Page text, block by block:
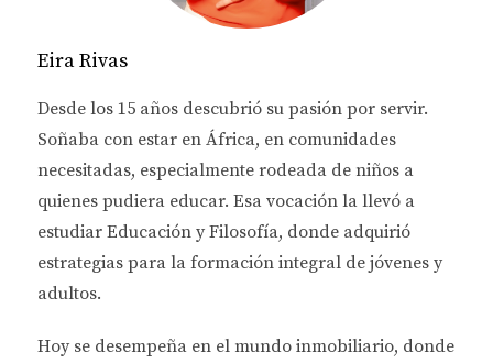
Universidad de Tennessee:Con campus en
ofrece una amplia gama de programas
en la ingeniería y la agricultura.
Universidad Estatal de Middle Tennessee:
institución se destaca por sus programas en
educación y música, ofreciendo una
experiencia única a sus estudiantes.
Universidad de Memphis: Reconocida por sus
programas en negocios y salud pública,
Memphis también ofrece oportunidades para
la investigación y el desarrollo profesional.
privada combina educación cristiana con un
Eira Rivas
Desde los 15 años descubrió su pasión por servir.
Soñaba con estar en África, en comunidades
necesitadas, especialmente rodeada de niños a
quienes pudiera educar. Esa vocación la llevó a
estudiar Educación y Filosofía, donde adquirió
estrategias para la formación integral de jóvenes y
adultos.
Hoy se desempeña en el mundo inmobiliario, donde